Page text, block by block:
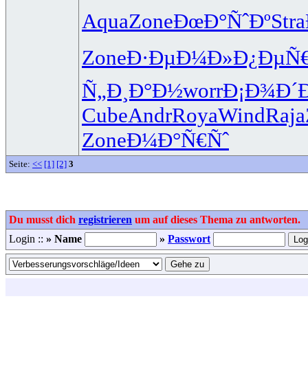
AquaZoneÐœÐ°ÑˆÐºStra
ZoneÐ·ÐµÐ¼Ð»
Ñ„Ð¸Ð°Ð½worr
CubeAndrRoyaWindRaja
ZoneÐ¼Ð°Ñ€Ñˆ
Seite: << [1] [2] 3
Du musst dich registrieren um auf dieses Thema zu antworten.
Login :: » Name » Passwort